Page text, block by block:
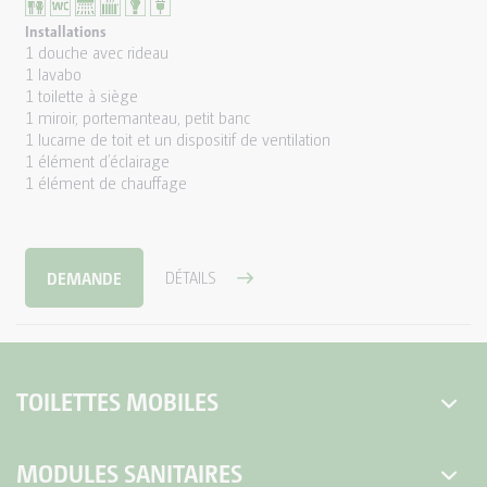
CONTENEUR DE DOUCHES PETIT
CONTENEUR DE DOUCHES MOYEN
GRAND CONTENEUR DE DOUCHES GRAND
VEHICULES TOILETTES
SALLE DE BAINS MOBILE
Installations
1 douche avec rideau
1 lavabo
1 toilette à siège
1 miroir, portemanteau, petit banc
1 lucarne de toit et un dispositif de ventilation
1 élément d’éclairage
1 élément de chauffage
DEMANDE DÉTAILS
TOILETTES MOBILES
MODULES SANITAIRES